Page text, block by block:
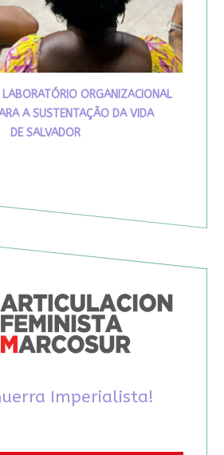
ORGANIZACIONAL
A SUSTENTAÇÃO DA VIDA
DE SALVADOR
Imperialista!